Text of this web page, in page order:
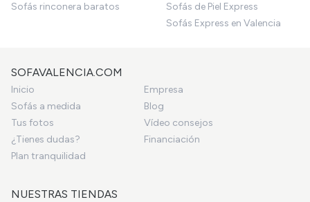
Sofás rinconera baratos
Sofás de Piel Express
Sofás Express en Valencia
SOFAVALENCIA.COM
Inicio
Empresa
Sofás a medida
Blog
Tus fotos
Vídeo consejos
¿Tienes dudas?
Financiación
Plan tranquilidad
NUESTRAS TIENDAS